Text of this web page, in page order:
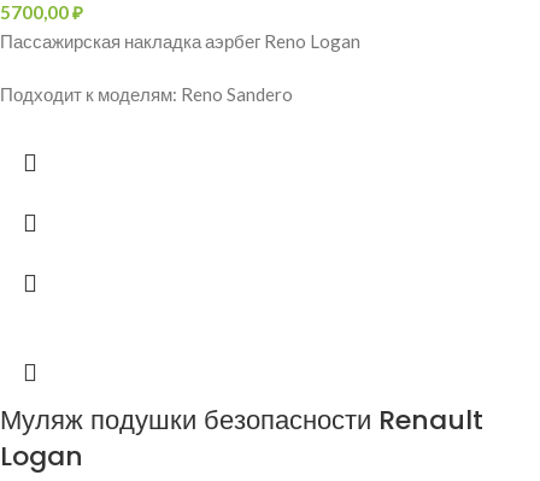
5700,00₽
Пассажирская накладка аэрбег Reno Logan
Подходит к моделям: Reno Sandero
Муляж подушки безопасности Renault
Logan